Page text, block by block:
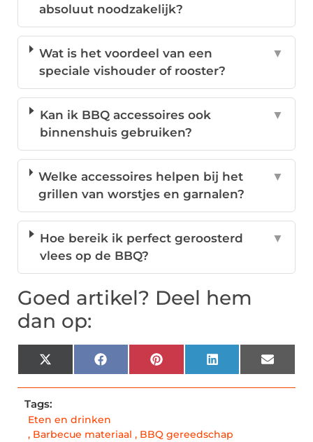
absoluut noodzakelijk?
Wat is het voordeel van een
speciale vishouder of rooster?
▼
Kan ik BBQ accessoires ook
binnenshuis gebruiken?
▼
Welke accessoires helpen bij het
grillen van worstjes en garnalen?
▼
Hoe bereik ik perfect geroosterd
vlees op de BBQ?
▼
Goed artikel? Deel hem
dan op:
X
(Twitter)
FacebookPinterestLinkedInEmail
Tags:
Eten en drinken
, Barbecue materiaal , BBQ gereedschap